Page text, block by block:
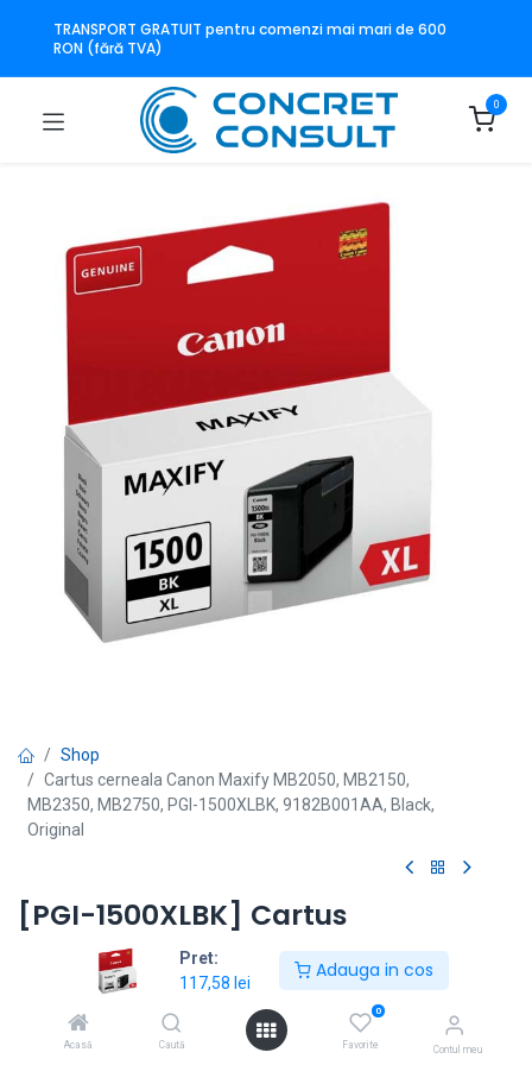
Pret:
117,58 lei
Adauga in cos
Acasă Caută
0
Favorite Contul meu
TRANSPORT GRATUIT pentru comenzi mai mari de 600
RON (fără TVA)
0
Shop
Cartus cerneala Canon Maxify MB2050, MB2150,
MB2350, MB2750, PGI-1500XLBK, 9182B001AA, Black,
Original
[PGI-1500XLBK] Cartus
cerneala Canon Maxify MB2050,
MB2150, MB2350, MB2750, PGI-
1500XLBK, 9182B001AA, Black,